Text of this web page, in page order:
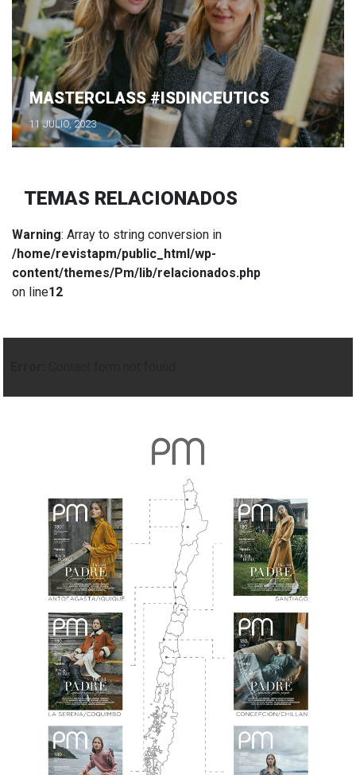
MASTERCLASS #ISDINCEUTICS
11 JULIO, 2023
TEMAS RELACIONADOS
Warning: Array to string conversion in
/home/revistapm/public_html/wp-
content/themes/Pm/lib/relacionados.php
on line12